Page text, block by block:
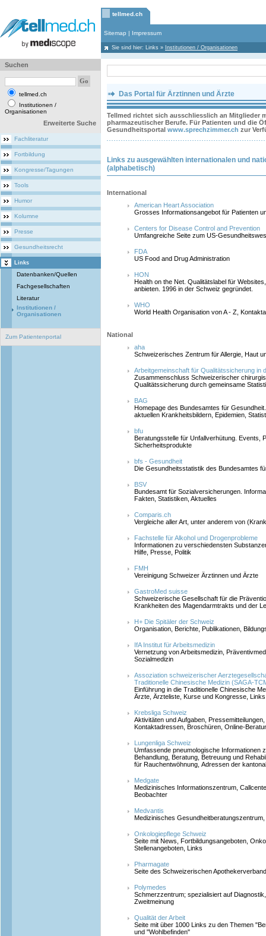
tellmed.ch
Sitemap | Impressum
Sie sind hier: Links » Institutionen / Organisationen
Suchen
tellmed.ch
Institutionen /
Organisationen
Erweiterte Suche
Fachliteratur
Fortbildung
Kongresse/Tagungen
Tools
Humor
Kolumne
Presse
Gesundheitsrecht
Links
Datenbanken/Quellen
Fachgesellschaften
Literatur
Institutionen /
Organisationen
Zum Patientenportal
Das Portal für Ärztinnen und Ärzte
Tellmed richtet sich ausschliesslich an Mitglieder
pharmazeutischer Berufe. Für Patienten und die
Gesundheitsportal www.sprechzimmer.ch zur
Links zu ausgewählten internationalen und
(alphabetisch)
International
American Heart Association
Grosses Informationsangebot für Patienten
Centers for Disease Control and Prevention
Umfangreiche Seite zum US-
FDA
US Food and Drug Administration
HON
Health on the Net. Qualitätslabel für
anbieten. 1996 in der Schweiz gegründet.
WHO
World Health Organisation von A - Z,
National
aha
Schweizerisches Zentrum für Allergie, Haut
Arbeitgemeinschaft für Qualitätssicherung in
Zusammenschluss Schweizerischer
Qualitätssicherung durch gemeinsame
BAG
Homepage des Bundesamtes für
aktuellen Krankheitsbildern, Epidemien,
bfu
Beratungsstelle für Unfallverhütung. Events,
Sicherheitsprodukte
bfs - Gesundheit
Die Gesundheitsstatistik des Bundesamtes
BSV
Bundesamt für Sozialversicherungen.
Fakten, Statistiken, Aktuelles
Comparis.ch
Vergleiche aller Art, unter anderem von
Fachstelle für Alkohol und Drogenprobleme
Informationen zu verschiedensten
Hilfe, Presse, Politik
FMH
Vereinigung Schweizer Ärztinnen und Ärzte
GastroMed suisse
Schweizerische Gesellschaft für die
Krankheiten des Magendarmtrakts und der
H+ Die Spitäler der Schweiz
Organisation, Berichte, Publikationen,
IfA Institut für Arbeitsmedizin
Vernetzung von Arbeitsmedizin,
Sozialmedizin
Assoziation schweizerischer
Traditionelle Chinesische Medizin (SAGA-
Einführung in die Traditionelle Chinesische
Ärzte, Ärzteliste, Kurse und Kongresse, Links
Krebsliga Schweiz
Aktivitäten und Aufgaben,
Kontaktadressen, Broschüren, Online-
Lungenliga Schweiz
Umfassende pneumologische Informationen
Behandlung, Beratung, Betreuung und
für Rauchentwöhnung, Adressen der
Medgate
Medizinisches Informationszentrum,
Beobachter
Medvantis
Medizinisches
Onkologiepflege Schweiz
Seite mit News, Fortbildungsangeboten,
Stellenangeboten, Links
Pharmagate
Seite des Schweizerischen
Polymedes
Schmerzzentrum; spezialisiert auf
Zweitmeinung
Qualität der Arbeit
Seite mit über 1000 Links zu den Themen
und "Wohlbefinden"